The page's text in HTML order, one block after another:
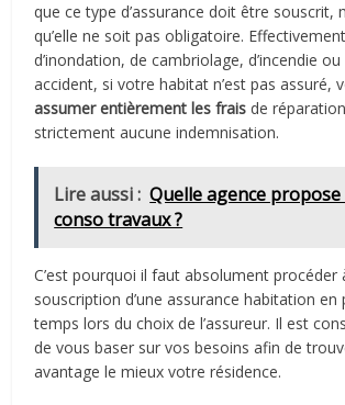
que ce type d’assurance doit être souscrit,
qu’elle ne soit pas obligatoire.
d’inondation, de cambriolage, d’incendie ou
accident, si votre habitat n’est pas assuré,
assumer entièrement les frais de
strictement aucune indemnisation.
Lire aussi : Quelle agence
conso travaux ?
C’est pourquoi il faut absolument procéder
souscription d’une assurance habitation en
temps lors du choix de l’assureur. Il est
de vous baser sur vos besoins afin de
avantage le mieux votre résidence.